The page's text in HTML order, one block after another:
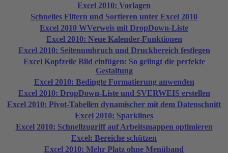
Excel 2010: Vorlagen
Schnelles Filtern und Sortieren unter Excel 2010
Excel 2010 WVerweis mit DropDown-Liste
Excel 2010: Neue Kalender-Funktionen
Excel 2010: Seitenumbruch und Druckbereich festlegen
Excel Kopfzeile Bild einfügen: So gelingt die perfekte
Gestaltung
Excel 2010: Bedingte Formatierung anwenden
Excel 2010: DropDown-Liste und SVERWEIS erstellen
Excel 2010: Pivot-Tabellen dynamischer mit dem Datenschnitt
Excel 2010: Sparklines
Excel 2010: Schnellzugriff auf Arbeitsmappen optimieren
Excel: Bereiche schützen
Excel 2010: Mehr Platz ohne Menüband